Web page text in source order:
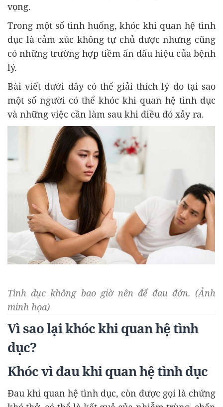
vọng.
Trong một số tình huống, khóc khi quan hệ tình
dục là cảm xúc không tự chủ được nhưng cũng
có những trường hợp tiềm ẩn dấu hiệu của bệnh
lý.
Bài viết dưới đây có thể giải thích lý do tại sao
một số người có thể khóc khi quan hệ tình dục
và những việc cần làm sau khi điều đó xảy ra.
Tình dục không bao giờ nên để đau đớn. (Ảnh
minh họa)
Vì sao lại khóc khi quan hệ tình
dục?
Khóc vì đau khi quan hệ tình dục
Đau khi quan hệ tình dục, còn được gọi là chứng